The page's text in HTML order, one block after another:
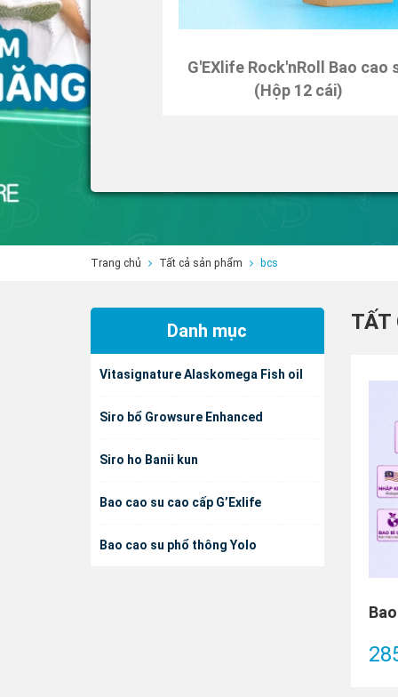
Bao cao su
cái)
G'EXlife Rock'nRoll Bao cao
(Hộp 12 cái)
Trang chủ Tất cả sản phẩm bcs
TẤT
Danh mục
Vitasignature Alaskomega Fish oil
Siro bổ Growsure Enhanced
Siro ho Banii kun
Bao cao su cao cấp G’Exlife
Bao cao su phổ thông Yolo